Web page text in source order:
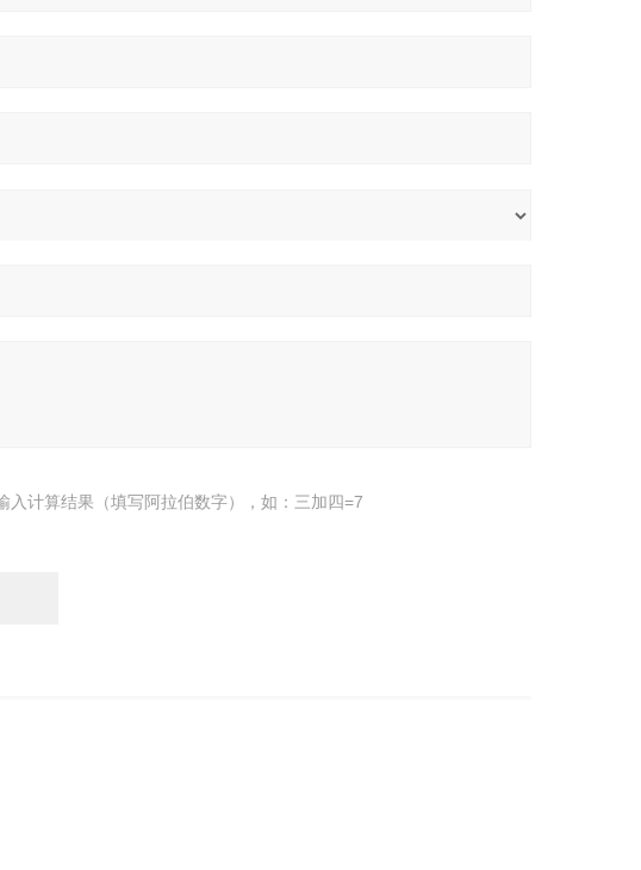
入计算结果（填写阿拉伯数字），如：三加四=7